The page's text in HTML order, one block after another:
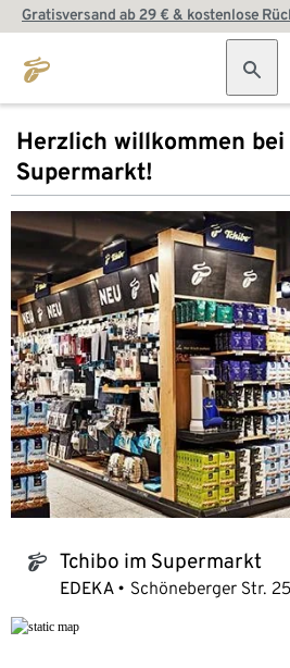
Gratisversand ab 29 € & kostenlose
Herzlich willkommen bei
Supermarkt!
tchibo_logo Tchibo im Supermarkt
EDEKA Schöneberger Str. 25